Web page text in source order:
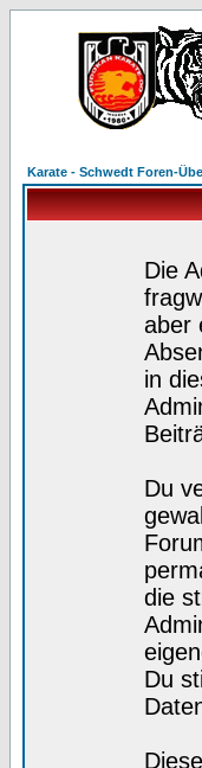
Karate - Schwedt Foren-
Die
aber
in
Du
die
Du